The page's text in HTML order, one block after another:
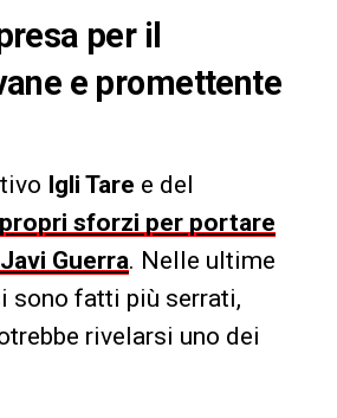
per il
e promettente
Igli Tare e del
sforzi per portare
Guerra. Nelle ultime
sono fatti più serrati,
rivelarsi uno dei